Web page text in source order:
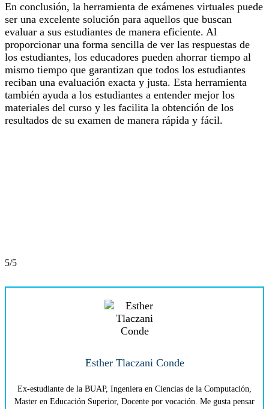
En conclusión, la herramienta de exámenes virtuales puede
ser una excelente solución para aquellos que buscan
evaluar a sus estudiantes de manera eficiente. Al
proporcionar una forma sencilla de ver las respuestas de
los estudiantes, los educadores pueden ahorrar tiempo al
mismo tiempo que garantizan que todos los estudiantes
reciban una evaluación exacta y justa. Esta herramienta
también ayuda a los estudiantes a entender mejor los
materiales del curso y les facilita la obtención de los
resultados de su examen de manera rápida y fácil.
5/5
Esther Tlaczani Conde
Ex-estudiante de la BUAP, Ingeniera en Ciencias de la Computación,
Master en Educación Superior, Docente por vocación. Me gusta pensar